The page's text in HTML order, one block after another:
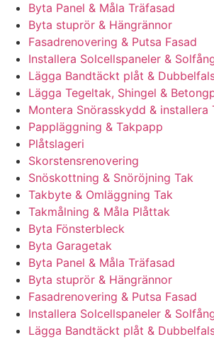
Byta Panel & Måla Träfasad
Byta stuprör & Hängrännor
Fasadrenovering & Putsa Fasad
Installera Solcellspaneler &
Lägga Bandtäckt plåt &
Lägga Tegeltak, Shingel &
Montera Snörasskydd & installera
Pappläggning & Takpapp
Plåtslageri
Skorstensrenovering
Snöskottning & Snöröjning Tak
Takbyte & Omläggning Tak
Takmålning & Måla Plåttak
Byta Fönsterbleck
Byta Garagetak
Byta Panel & Måla Träfasad
Byta stuprör & Hängrännor
Fasadrenovering & Putsa Fasad
Installera Solcellspaneler &
Lägga Bandtäckt plåt &